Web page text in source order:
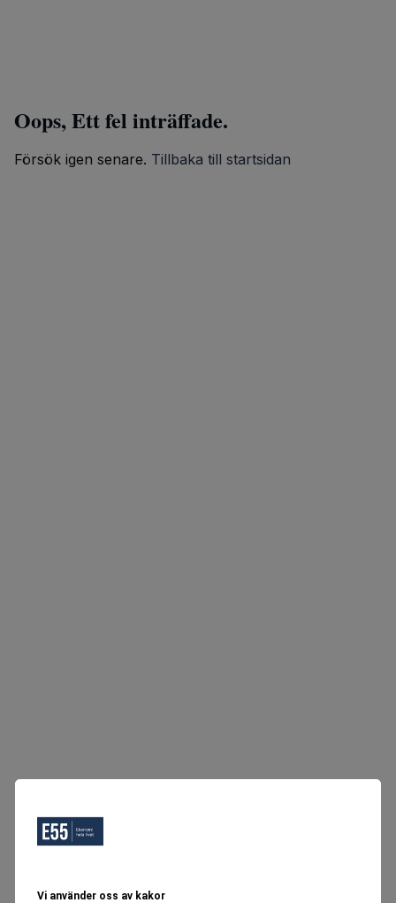
Vi använder oss av kakor
Oops, Ett fel inträffade.
Försök igen senare. Tillbaka till startsidan